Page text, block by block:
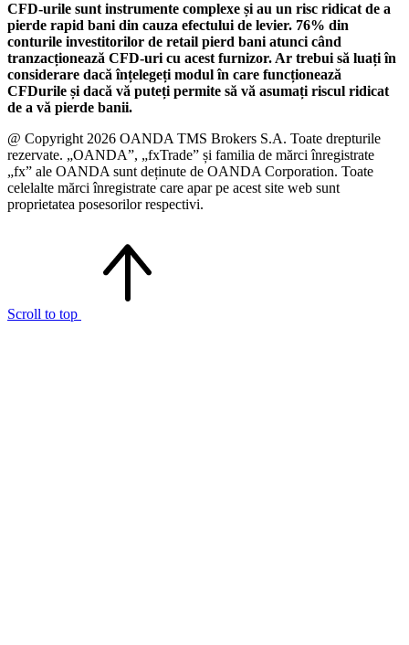
CFD-urile sunt instrumente complexe și au un risc ridicat de a
pierde rapid bani din cauza efectului de levier. 76% din
conturile investitorilor de retail pierd bani atunci când
tranzacționează CFD-uri cu acest furnizor. Ar trebui să luați în
considerare dacă înțelegeți modul în care funcționează
CFDurile și dacă vă puteți permite să vă asumați riscul ridicat
de a vă pierde banii.
@ Copyright 2026 OANDA TMS Brokers S.A. Toate drepturile
rezervate. „OANDA”, „fxTrade” și familia de mărci înregistrate
„fx” ale OANDA sunt deținute de OANDA Corporation. Toate
celelalte mărci înregistrate care apar pe acest site web sunt
proprietatea posesorilor respectivi.
Scroll to top